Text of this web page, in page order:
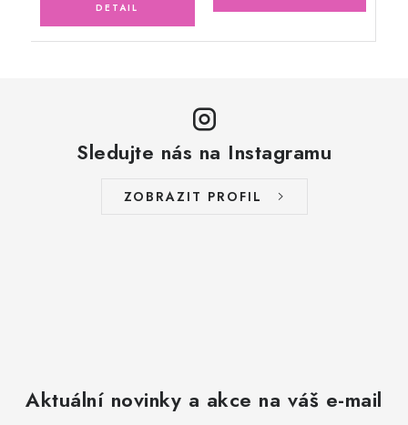
Sledujte nás na Instagramu
ZOBRAZIT PROFIL
Aktuální novinky a akce na váš e-mail